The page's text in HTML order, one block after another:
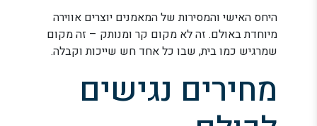
היחס האישי והמסירות של המאמנים יוצרים אווירה
מיוחדת באולם. זה לא מקום קר ומנותק – זה מקום
שמרגיש כמו בית, שבו כל אחד חש שייכות וקבלה.
מחירים נגישים